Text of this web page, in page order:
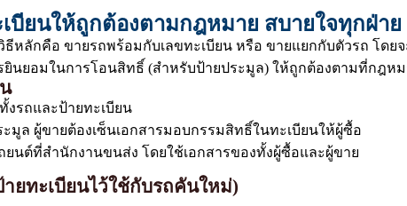
บียนให้ถูกต้องตามกฎหมาย สบายใจทุกฝ่าย
ธีหลักคือ ขายรถพร้อมกับเลขทะเบียน หรือ ขายแยกกับตัวรถ โ
นยอมในการโอนสิทธิ์ (สำหรับป้ายประมูล) ให้ถูกต้องตามที่กฎห
รถและป้ายทะเบียน
มูล ผู้ขายต้องเซ็นเอกสารมอบกรรมสิทธิ์ในทะเบียนให้ผู้ซื้อ
นต์ที่สำนักงานขนส่ง โดยใช้เอกสารของทั้งผู้ซื้อและผู้ขาย
ยทะเบียนไว้ใช้กับรถคันใหม่)